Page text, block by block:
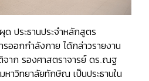
ประธานประจำหลักสูตร
ออกกำลังกาย ได้กล่าวรายงาน
จาก รองศาสตราจารย์ ดร.ณฐ
าวิทยาลัยทักษิณ เป็นประธานใน